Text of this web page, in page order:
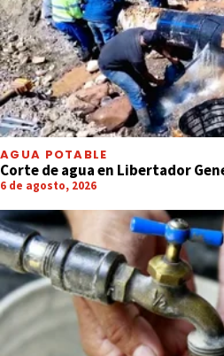
AGUA POTABLE
Corte de agua en Libertador
6 de agosto, 2026